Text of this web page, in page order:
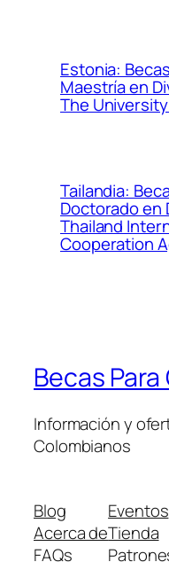
Estonia:
Maestría en
The
Tailandia:
Doctorado en
Thailand
Cooperation
Becas
Información y
Colombianos
Blog
Acerca de
FAQs
Eventos
Tienda